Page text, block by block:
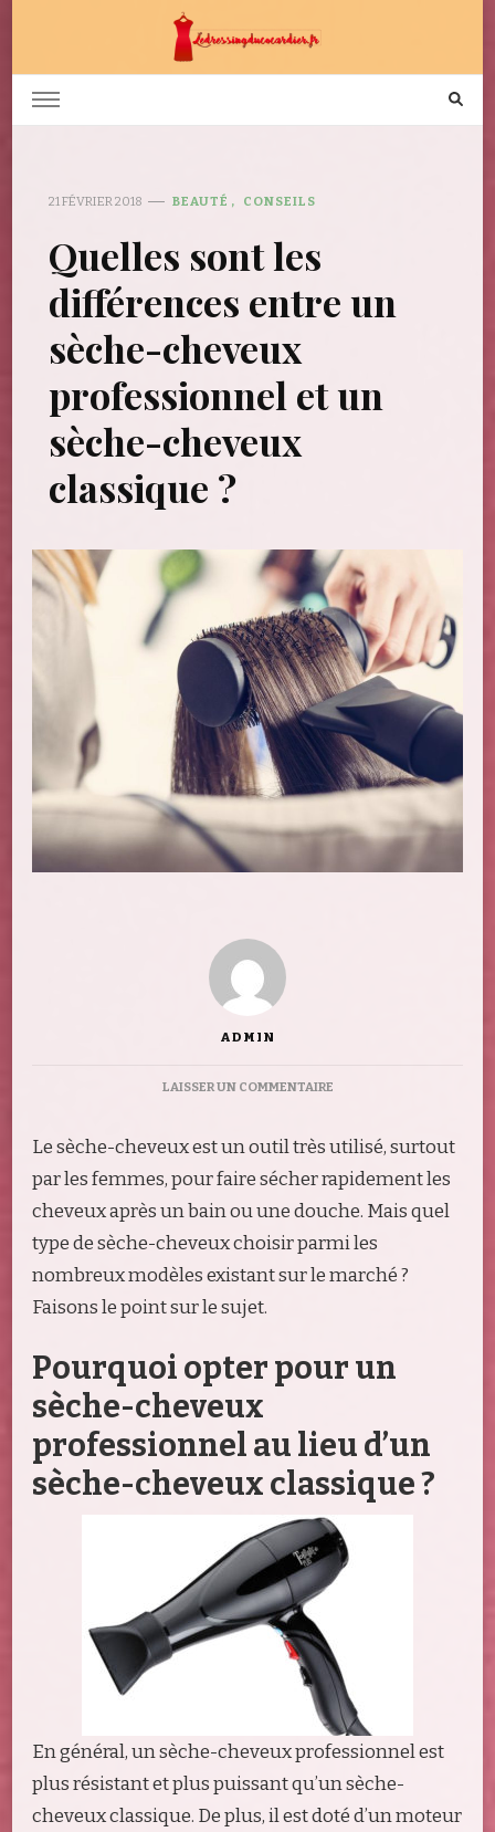
ledressingducocardier
Mode, dressing et beauté
21 FÉVRIER 2018 BEAUTÉ CONSEILS
Quelles sont les
différences entre un
sèche-cheveux
professionnel et un
sèche-cheveux
classique ?
ADMIN
LAISSER UN COMMENTAIRESUR
LES
DIFFÉRENCES
ENTRE
UN
SÈCHE-
CHEVEUX
PROFESSIONNEL
CHEVEUX
CLASSIQUE
Le sèche-cheveux est un outil très utilisé, surtout
par les femmes, pour faire sécher rapidement les
cheveux après un bain ou une douche. Mais quel
type de sèche-cheveux choisir parmi les
nombreux modèles existant sur le marché ?
Faisons le point sur le sujet.
Pourquoi opter pour un
sèche-cheveux
professionnel au lieu d’un
sèche-cheveux classique ?
En général, un sèche-cheveux professionnel est
plus résistant et plus puissant qu’un sèche-
cheveux classique. De plus, il est doté d’un moteur